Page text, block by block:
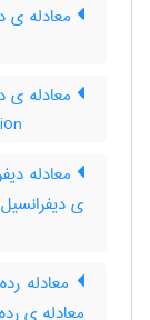
معادله ی
معادله ی
معادله
ی
معادله
معادله ی